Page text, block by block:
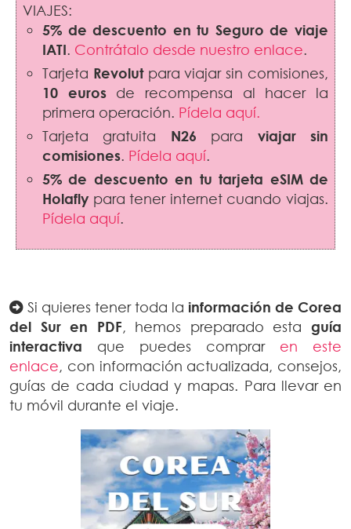
VIAJES:
5% de descuento en tu Seguro de viaje
IATI. Contrátalo desde nuestro enlace.
Tarjeta Revolutpara viajar sin comisiones,
10 euros de recompensa al hacer la
primera operación. Pídela aquí.
Tarjeta gratuita N26 para viajar sin
comisiones. Pídela aquí.
5% de descuento en tu tarjeta eSIM de
Holafly para tener internet cuando viajas.
Pídela aquí.
Si quieres tener toda la información de Corea
del Sur en PDF, hemos preparado estaguía
interactiva que puedes comprar en este
enlace, con información actualizada, consejos,
guías de cada ciudad y mapas. Para llevar en
tu móvil durante el viaje.